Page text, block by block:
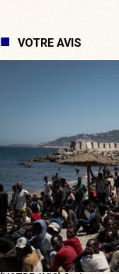
VOTRE AVIS